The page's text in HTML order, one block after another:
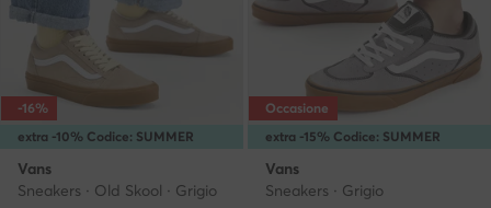
extra -10% Codice: SUMMER
-16%
Vans
Sneakers · Old Skool · Grigio
extra -15% Codice: SUMMER
Occasione
Vans
Sneakers · Grigio